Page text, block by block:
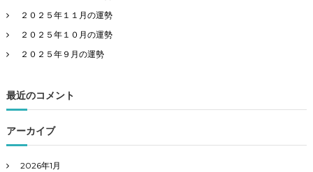
２０２５年１１月の運勢
２０２５年１０月の運勢
２０２５年９月の運勢
最近のコメント
アーカイブ
2026年1月